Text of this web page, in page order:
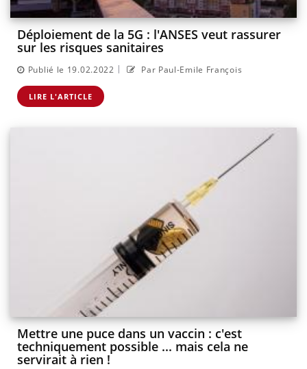
Déploiement de la 5G : l'ANSES veut rassurer
sur les risques sanitaires
Publié le 19.02.2022 | Par Paul-Emile François
LIRE L'ARTICLE
Mettre une puce dans un vaccin : c'est
techniquement possible ... mais cela ne
servirait à rien !